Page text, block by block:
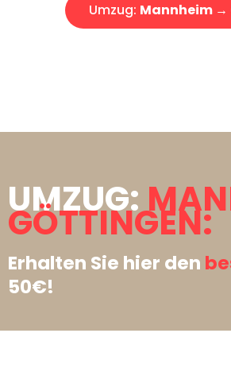
Umzug: Mannheim
UMZUG:
GÖTTINGEN:
Erhalten Sie hier den
50€!